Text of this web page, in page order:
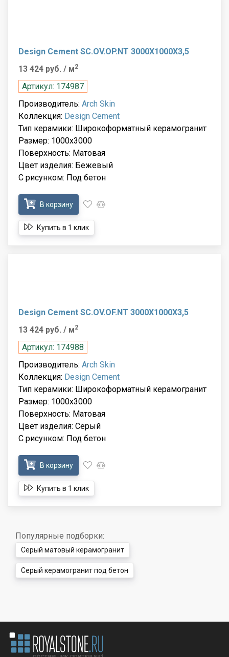
Design Cement SC.OV.OP.NT 3000X1000X3,5
13 424 руб. / м2
Артикул: 174987
Производитель: Arch Skin
Коллекция: Design Cement
Тип керамики: Широкоформатный керамогранит
Размер: 1000x3000
Поверхность: Матовая
Цвет изделия: Бежевый
С рисунком: Под бетон
В корзину
Купить в 1 клик
Design Cement SC.OV.OF.NT 3000X1000X3,5
13 424 руб. / м2
Артикул: 174988
Производитель: Arch Skin
Коллекция: Design Cement
Тип керамики: Широкоформатный керамогранит
Размер: 1000x3000
Поверхность: Матовая
Цвет изделия: Серый
С рисунком: Под бетон
В корзину
Купить в 1 клик
Популярные подборки:
Серый матовый керамогранит
Серый керамогранит под бетон